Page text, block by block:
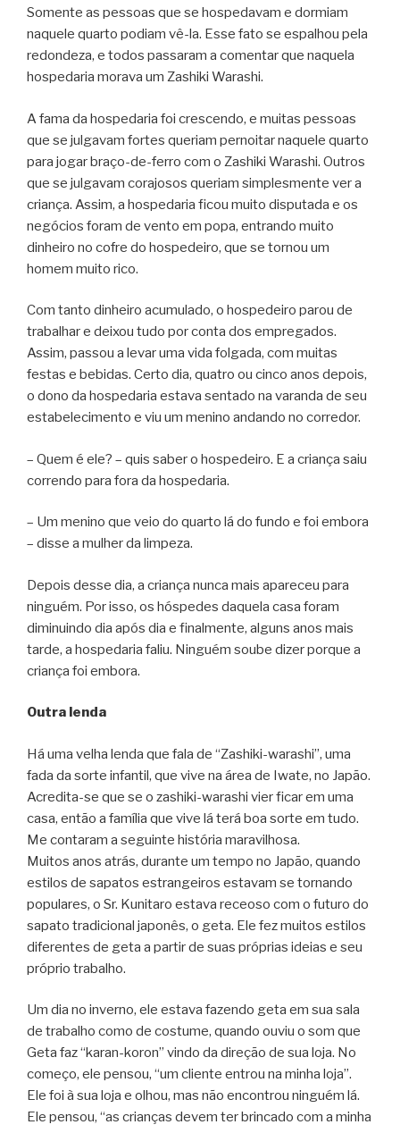
Somente as pessoas que se hospedavam e dormiam
naquele quarto podiam vê-la. Esse fato se espalhou pela
redondeza, e todos passaram a comentar que naquela
hospedaria morava um Zashiki Warashi.
A fama da hospedaria foi crescendo, e muitas pessoas
que se julgavam fortes queriam pernoitar naquele quarto
para jogar braço-de-ferro com o Zashiki Warashi. Outros
que se julgavam corajosos queriam simplesmente ver a
criança. Assim, a hospedaria ficou muito disputada e os
negócios foram de vento em popa, entrando muito
dinheiro no cofre do hospedeiro, que se tornou um
homem muito rico.
Com tanto dinheiro acumulado, o hospedeiro parou de
trabalhar e deixou tudo por conta dos empregados.
Assim, passou a levar uma vida folgada, com muitas
festas e bebidas. Certo dia, quatro ou cinco anos depois,
o dono da hospedaria estava sentado na varanda de seu
estabelecimento e viu um menino andando no corredor.
– Quem é ele? – quis saber o hospedeiro. E a criança saiu
correndo para fora da hospedaria.
– Um menino que veio do quarto lá do fundo e foi embora
– disse a mulher da limpeza.
Depois desse dia, a criança nunca mais apareceu para
ninguém. Por isso, os hóspedes daquela casa foram
diminuindo dia após dia e finalmente, alguns anos mais
tarde, a hospedaria faliu. Ninguém soube dizer porque a
criança foi embora.
Outra lenda
Há uma velha lenda que fala de “Zashiki-warashi”, uma
fada da sorte infantil, que vive na área de Iwate, no Japão.
Acredita-se que se o zashiki-warashi vier ficar em uma
casa, então a família que vive lá terá boa sorte em tudo.
Me contaram a seguinte história maravilhosa.
Muitos anos atrás, durante um tempo no Japão, quando
estilos de sapatos estrangeiros estavam se tornando
populares, o Sr. Kunitaro estava receoso com o futuro do
sapato tradicional japonês, o geta. Ele fez muitos estilos
diferentes de geta a partir de suas próprias ideias e seu
próprio trabalho.
Um dia no inverno, ele estava fazendo geta em sua sala
de trabalho como de costume, quando ouviu o som que
Geta faz “karan-koron” vindo da direção de sua loja. No
começo, ele pensou, “um cliente entrou na minha loja”.
Ele foi à sua loja e olhou, mas não encontrou ninguém lá.
Ele pensou, “as crianças devem ter brincado com a minha